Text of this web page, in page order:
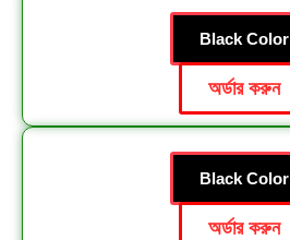
Black Color
অর্ডার করুন
Black Color
অর্ডার করুন